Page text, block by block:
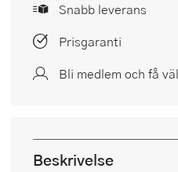
Snabb leverans
Prisgaranti
Bli medlem och få
Beskrivelse